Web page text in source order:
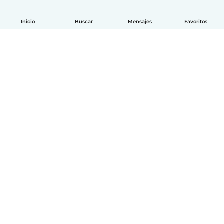
Inicio Buscar Mensajes Favoritos